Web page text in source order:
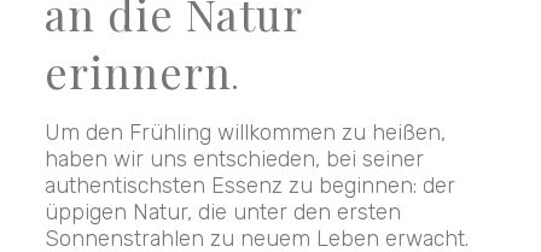
an die Natur
erinnern.
Um den Frühling willkommen zu heißen,
haben wir uns entschieden, bei seiner
authentischsten Essenz zu beginnen: der
üppigen Natur, die unter den ersten
Sonnenstrahlen zu neuem Leben erwacht.